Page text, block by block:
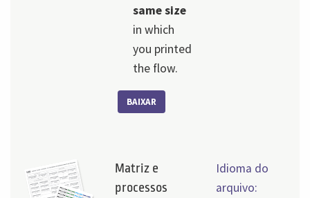
same size
in which
you printed
the flow.
BAIXAR
Matriz e
processos
Idioma do
arquivo: